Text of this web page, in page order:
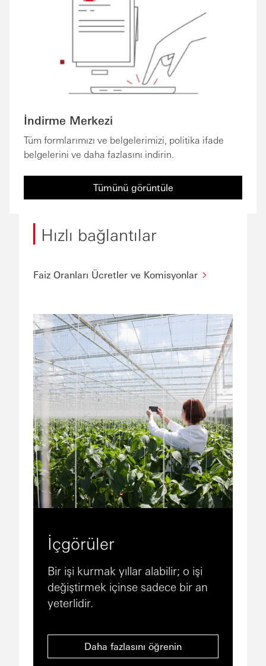
İndirme Merkezi
Tüm formlarımızı ve belgelerimizi, politika ifade
belgelerini ve daha fazlasını indirin.
Tümünü görüntüle
Hızlı bağlantılar
Faiz Oranları Ücretler ve Komisyonlar
İçgörüler
Bir işi kurmak yıllar alabilir; o işi
değiştirmek içinse sadece bir an
yeterlidir.
Daha fazlasını öğrenin